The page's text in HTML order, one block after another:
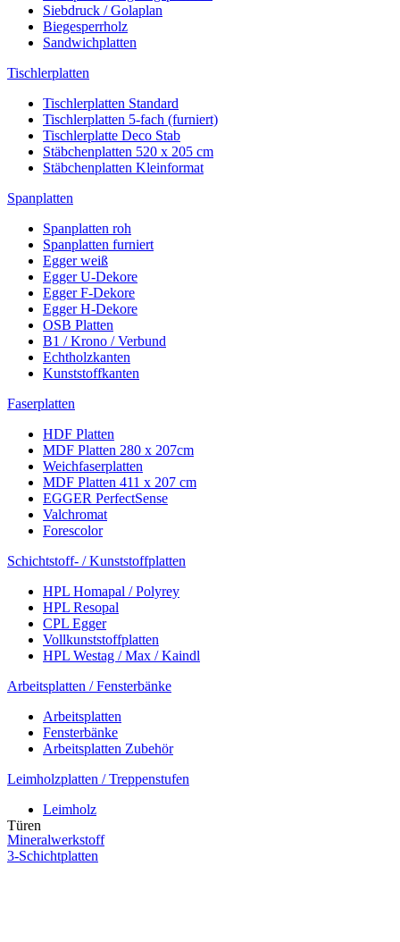
Siebdruck / Golaplan
Biegesperrholz
Sandwichplatten
Tischlerplatten
Tischlerplatten Standard
Tischlerplatten 5-fach (furniert)
Tischlerplatte Deco Stab
Stäbchenplatten 520 x 205 cm
Stäbchenplatten Kleinformat
Spanplatten
Spanplatten roh
Spanplatten furniert
Egger weiß
Egger U-Dekore
Egger F-Dekore
Egger H-Dekore
OSB Platten
B1 / Krono / Verbund
Echtholzkanten
Kunststoffkanten
Faserplatten
HDF Platten
MDF Platten 280 x 207cm
Weichfaserplatten
MDF Platten 411 x 207 cm
EGGER PerfectSense
Valchromat
Forescolor
Schichtstoff- / Kunststoffplatten
HPL Homapal / Polyrey
HPL Resopal
CPL Egger
Vollkunststoffplatten
HPL Westag / Max / Kaindl
Arbeitsplatten / Fensterbänke
Arbeitsplatten
Fensterbänke
Arbeitsplatten Zubehör
Leimholzplatten / Treppenstufen
Leimholz
Mineralwerkstoff
3-Schichtplatten
Türen